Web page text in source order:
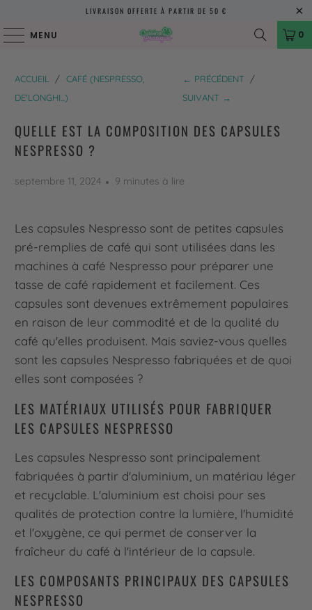
LIVRAISON OFFERTE À PARTIR DE 50 €
MENU 0
ACCUEIL / CAFÉ (NESPRESSO,
DE'LONGHI...)
← PRÉCÉDENT
/
SUIVANT →
QUELLE EST LA COMPOSITION DES CAPSULES
NESPRESSO ?
septembre 11, 2024 9 minutes à lire
Les capsules Nespresso sont de petites capsules
pré-remplies de café qui sont utilisées dans les
machines à café Nespresso pour préparer une
tasse de café rapidement et facilement. Ces
capsules sont devenues extrêmement populaires
en raison de leur commodité et de la qualité du
café qu'elles produisent. Mais saviez-vous quelles
sont les capsules Nespresso fabriquées et de quoi
elles sont composées ?
LES MATÉRIAUX UTILISÉS POUR FABRIQUER
LES CAPSULES NESPRESSO
Les capsules Nespresso sont principalement
fabriquées à partir d'aluminium, un matériau léger
et recyclable. L'aluminium est choisi pour ses
qualités de protection contre la lumière, l'humidité
et l'oxygène, ce qui permet de conserver la
fraîcheur du café à l'intérieur de la capsule.
LES COMPOSANTS PRINCIPAUX DES CAPSULES
NESPRESSO